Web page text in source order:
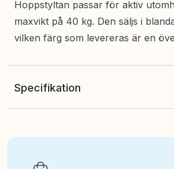
Hoppstyltan passar för aktiv
maxvikt på 40 kg. Den säljs i
vilken färg som levereras är en
Specifikation
Art nr:100-58104049